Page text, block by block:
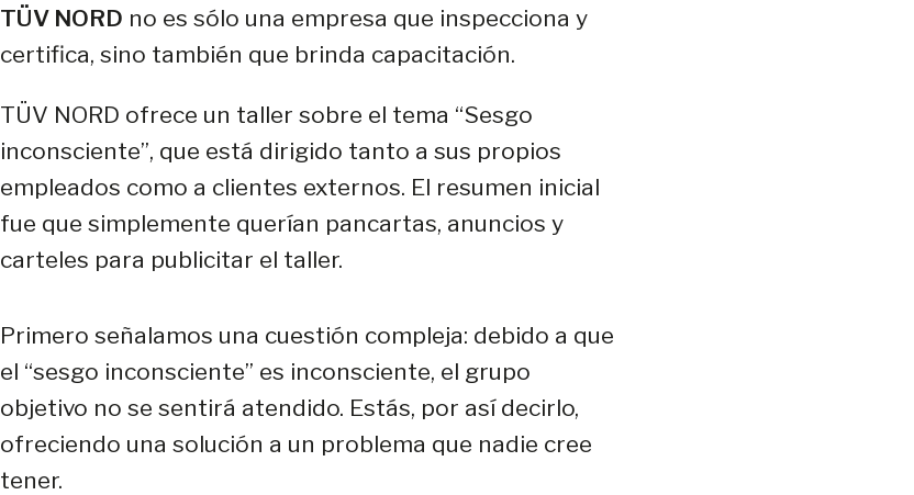
TÜV NORD no es sólo una empresa que inspecciona y
certifica, sino también que brinda capacitación.
TÜV NORD ofrece un taller sobre el tema “Sesgo
inconsciente”, que está dirigido tanto a sus propios
empleados como a clientes externos. El resumen inicial
fue que simplemente querían pancartas, anuncios y
carteles para publicitar el taller.
Primero señalamos una cuestión compleja: debido a que
el “sesgo inconsciente” es inconsciente, el grupo
objetivo no se sentirá atendido. Estás, por así decirlo,
ofreciendo una solución a un problema que nadie cree
tener.